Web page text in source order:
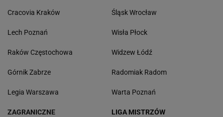
Cracovia Kraków
Lech Poznań
Raków Częstochowa
Górnik Zabrze
Legia Warszawa
Śląsk Wrocław
Wisła Płock
Widzew Łódź
Radomiak Radom
Warta Poznań
ZAGRANICZNE LIGA MISTRZÓW